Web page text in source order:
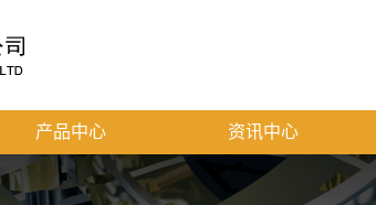
产品中心 资讯中心